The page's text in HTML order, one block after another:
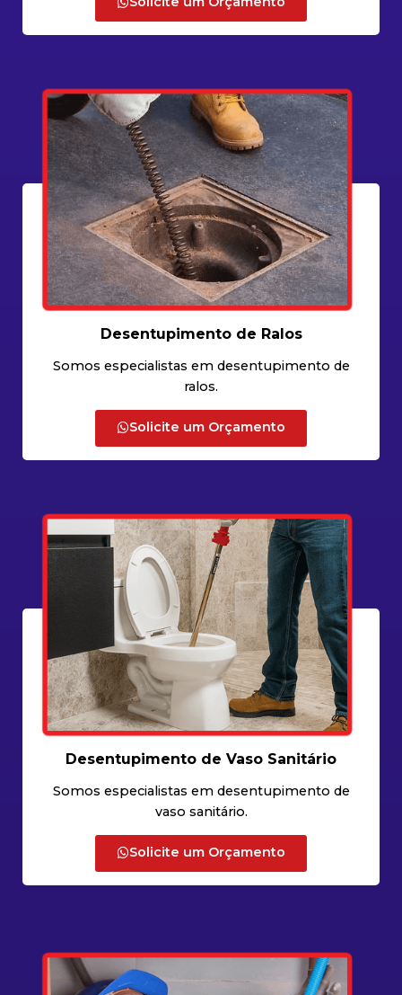
Desentupimento de Ralos
Somos especialistas em desentupimento de
ralos.
Solicite um Orçamento
Desentupimento de Vaso Sanitário
Somos especialistas em desentupimento de
vaso sanitário.
Solicite um Orçamento